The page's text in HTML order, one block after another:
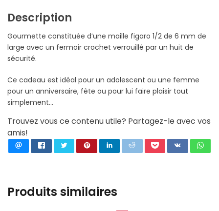
Description
Gourmette constituée d’une maille figaro 1/2 de 6 mm de
large avec un fermoir crochet verrouillé par un huit de
sécurité.
Ce cadeau est idéal pour un adolescent ou une femme
pour un anniversaire, fête ou pour lui faire plaisir tout
simplement…
Trouvez vous ce contenu utile? Partagez-le avec vos
amis!
Produits similaires